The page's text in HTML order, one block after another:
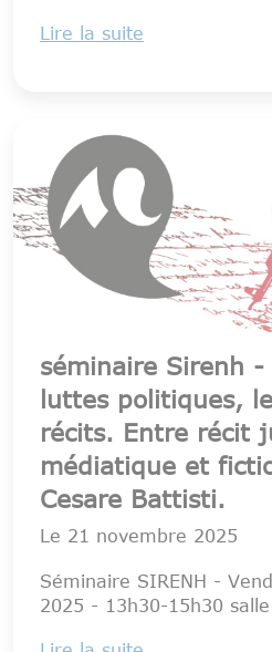
Lire la suite
séminaire Sirenh -
luttes politiques,
récits. Entre récit
médiatique et
Cesare Battisti.
Le 21 novembre 2025
Séminaire SIRENH -
2025 - 13h30-15h30 salle